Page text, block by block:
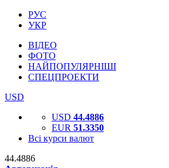
РУС
УКР
ВІДЕО
ФОТО
НАЙПОПУЛЯРНІШІ
СПЕЦПРОЕКТИ
USD
USD 44.4886
EUR 51.3350
Всі курси валют
44.4886